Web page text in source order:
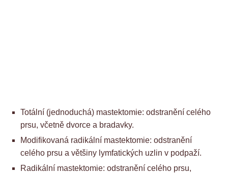
Totální (jednoduchá) mastektomie: odstranění celého
prsu, včetně dvorce a bradavky.
Modifikovaná radikální mastektomie: odstranění
celého prsu a většiny lymfatických uzlin v podpaží.
Radikální mastektomie: odstranění celého prsu,